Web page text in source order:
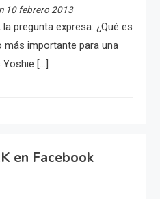
10 febrero 2013
la pregunta expresa: ¿Qué es
más importante para una
[…]
en Facebook